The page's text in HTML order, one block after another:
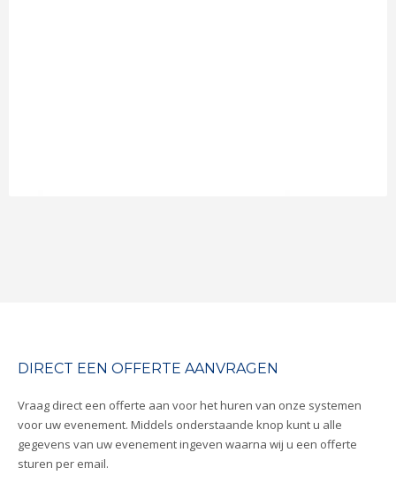
DIRECT EEN OFFERTE AANVRAGEN
Vraag direct een offerte aan voor het huren van onze systemen
voor uw evenement. Middels onderstaande knop kunt u alle
gegevens van uw evenement ingeven waarna wij u een offerte
sturen per email.